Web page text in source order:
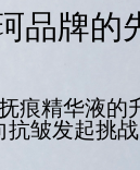
品牌的
痕精华液的
抗皱发起挑